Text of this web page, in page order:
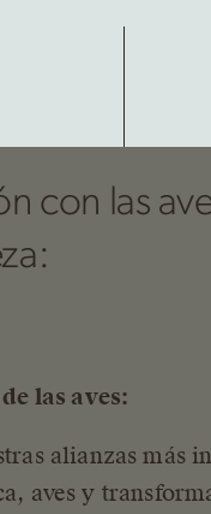
con las
las aves:
alianzas más
aves y